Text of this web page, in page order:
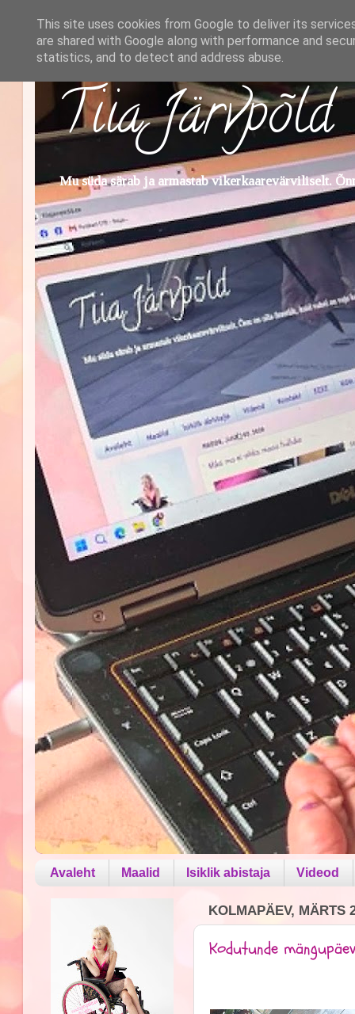
Tiia Järvpõld
Mu süda särab ja armastab vikerkaarevärviliselt.
Avaleht Maalid Isiklik abistaja Videod
KOLMAPÄEV, MÄRTS
Kodutunde
This site uses cookies from Google to deliver its
are shared with Google along with performance and
statistics, and to detect and address abuse.